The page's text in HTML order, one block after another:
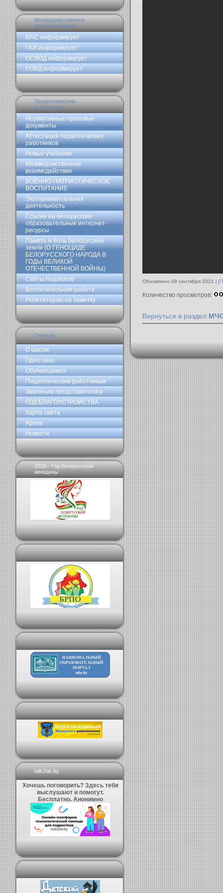
Межведомственное
взаимодействие
МЧС информирует
ГАИ информирует
ОСВОД информирует
РОВД информирует
Педагогическим
работникам
Нормативные правовые
документы
Аттестация педагогических
работников
Новые учебники
Межведомственное
взаимодействие
ВОЕННО-ПАТРИОТИЧЕСКОЕ
ВОСПИТАНИЕ
Экспериментальная
деятельность
Ссылки на белорусские
образовательные интернет-
ресурсы
Память и боль белорусской
земли (О ГЕНОЦИДЕ
БЕЛОРУССКОГО НАРОДА В
ГОДЫ ВЕЛИКОЙ
ОТЕЧЕСТВЕННОЙ ВОЙНЫ)
Сайты педагогов
Воспитательная работа
Репетиторам на заметку
Главная
О школе
Одно окно
Обучающимся
Педагогическим работникам
Законным представителям
ГОД БЛАГОУСТРОЙСТВА
Карта сайта
Архив
Новости
2026 - Год белорусской
женщины
talk2ok.by
Хочешь поговорить? Здесь тебя
выслушают и помогут.
Бесплатно. Анонимно
Обновлено 08 сентября 2021
Количество просмотров:
Вернуться в раздел